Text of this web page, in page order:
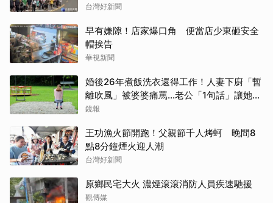
台灣好新聞
早有嫌隙！店家爆口角 便當店少東砸安全
帽挨告
華視新聞
婚後26年煮飯洗衣還得工作！人妻下廚「暫
離吹風」被婆婆痛罵…老公「1句話」讓她心
寒
鏡報
王功漁火節開跑！父親節千人烤蚵 晚間8
點8分鐘煙火迎人潮
台灣好新聞
原鄉民宅大火 濃煙滾滾消防人員疾速馳援
觀傳媒